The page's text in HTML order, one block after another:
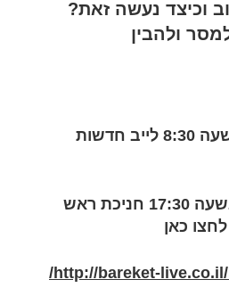
וכיצד נעשה זאת?
ולהבין
יום שלישי 28.6 בשעה 8:30 לייב חדשות
חניכת ראש
כאן
http://bareket-